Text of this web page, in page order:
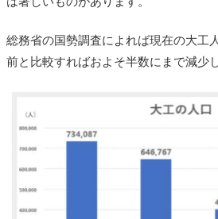
総務省の国勢調査によれば現在の大工
前と比較すればおよそ半数にまで減少